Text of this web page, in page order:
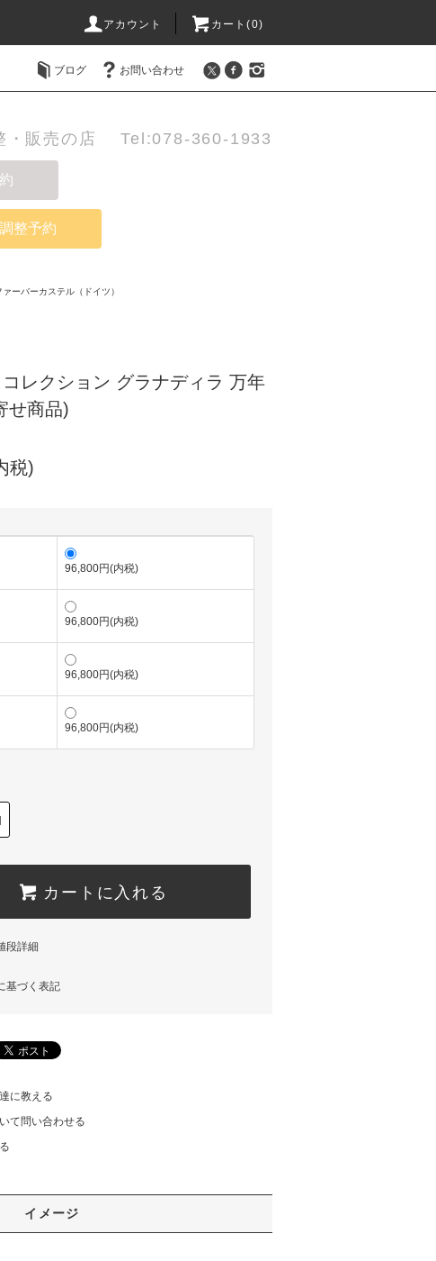
アカウント カート(0)
ブログ お問い合わせ
・販売の店 Tel:078-360-1933
整予約
ァーバーカステル（ドイツ）
レクション グラナディラ 万年
せ商品)
税)
96,800円(内税)
96,800円(内税)
96,800円(内税)
96,800円(内税)
カートに入れる
段詳細
基づく表記
に教える
て問い合わせる
イメージ